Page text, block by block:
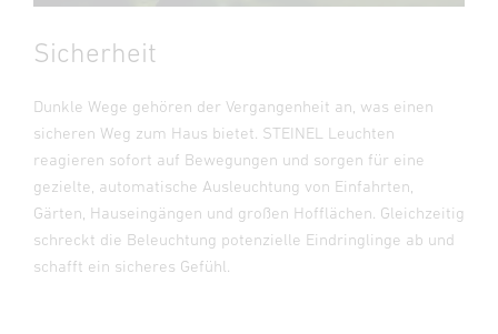
Sicherheit
Dunkle Wege gehören der Vergangenheit an, was einen
sicheren Weg zum Haus bietet. STEINEL Leuchten
reagieren sofort auf Bewegungen und sorgen für eine
gezielte, automatische Ausleuchtung von Einfahrten,
Gärten, Hauseingängen und großen Hofflächen. Gleichzeitig
schreckt die Beleuchtung potenzielle Eindringlinge ab und
schafft ein sicheres Gefühl.